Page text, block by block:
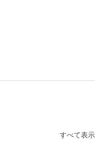
すべて表示